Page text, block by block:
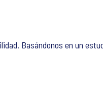
Basándonos en un